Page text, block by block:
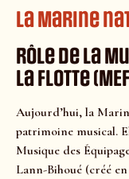
La Marine
Rôle de la
la Flotte
Aujourd’hui, la
patrimoine musical.
Musique des
Lann-Bihoué (créé